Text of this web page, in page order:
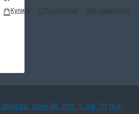
Купить В закладки В сравнение